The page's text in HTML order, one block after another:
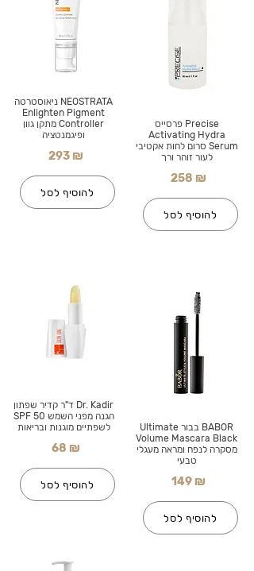
NEOSTRATA ניאוסטרטה
Enlighten Pigment
Controller מתקן גוון
ופיגמנטציה
293 ₪
להוסיף לסל
Dr. Kadir ד"ר קדיר שפתון
הגנה מפני השמש SPF 50
לשפתיים מוגנות ובריאות
68 ₪
להוסיף לסל
Precise פרסייס
Activating Hydra
Serum סרום לחות אקטיבי
לעור זוהר ורך
258 ₪
להוסיף לסל
BABOR בבור Ultimate
Volume Mascara Black
מסקרה לנפח ומראה מעגלי
טבעי
149 ₪
להוסיף לסל